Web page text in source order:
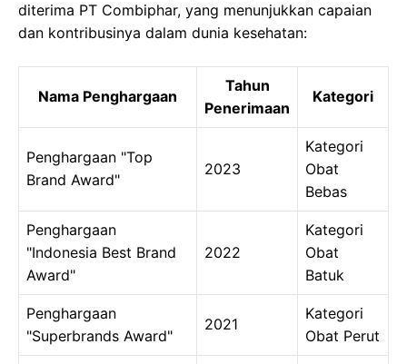
diterima PT Combiphar, yang menunjukkan capaian
dan kontribusinya dalam dunia kesehatan:
Nama Penghargaan
Tahun
Penerimaan
Kategori
Penghargaan "Top
Brand Award"
2023
Kategori
Obat
Bebas
Penghargaan
"Indonesia Best Brand
Award"
2022
Kategori
Obat
Batuk
Penghargaan
"Superbrands Award"
2021
Kategori
Obat Perut